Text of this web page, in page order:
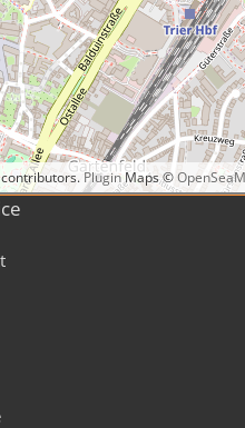
Plugin Maps ©